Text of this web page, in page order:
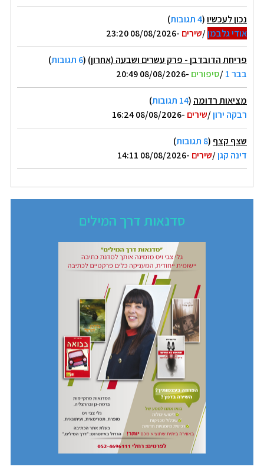
נכון לעכשיו(4 תגובות
)
אודי גלבמן/שירים -08/08/2026 23:20
פריחת הדובדבן - פרק עשרים ושבעה (אחרון) (6 תגובות
)
בבר 1
/סיפורים -08/08/2026 20:49
מציאות רדומה (14 תגובות
)
רבקה ירון/שירים -08/08/2026 16:24
שצף קצף (8 תגובות
)
דינה קגן/שירים -08/08/2026 14:11
סדנאות דרך המילים